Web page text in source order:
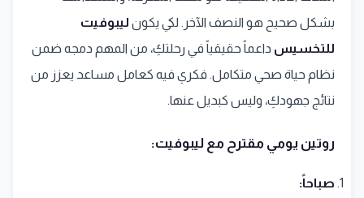
بشكل صحيح هو النصف الآخر. لكي يكون ليبوفيت
للتخسيس داعماً حقيقياً في رحلتكِ، من المهم دمجه ضمن
نظام حياة صحي متكامل. فكري فيه كعامل مساعد يعزز من
نتائج جهودكِ، وليس كبديل عنها.
روتين يومي مقترح مع ليبوفيت:
صباحاً: